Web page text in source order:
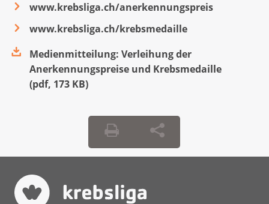
www.krebsliga.ch/anerkennungspreis
www.krebsliga.ch/krebsmedaille
Medienmitteilung: Verleihung der
Anerkennungspreise und Krebsmedaille
(pdf, 173 KB)